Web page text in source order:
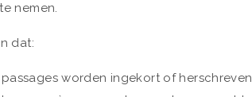
nemen.
dat:
worden ingekort of herschreven